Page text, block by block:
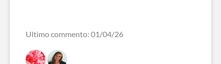
Ultimo commento: 01/04/26